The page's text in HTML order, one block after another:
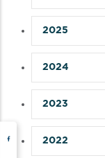
2025
2024
2023
2022